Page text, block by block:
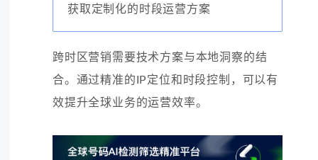
获取定制化的时段运营方案
跨时区营销需要技术方案与本地洞察的结
合。通过精准的IP定位和时段控制，可以有
效提升全球业务的运营效率。